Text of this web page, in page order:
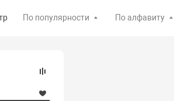
По популярности По алфавиту